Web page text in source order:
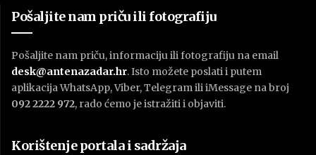
Pošaljite nam priču ili fotografiju
Pošaljite nam priču, informaciju ili fotografiju na email
desk@antenazadar.hr. Isto možete poslati i putem
aplikacija WhatsApp, Viber, Telegram ili iMessage na broj
092 2222 972, rado ćemo je istražiti i objaviti.
Korištenje portala i sadržaja